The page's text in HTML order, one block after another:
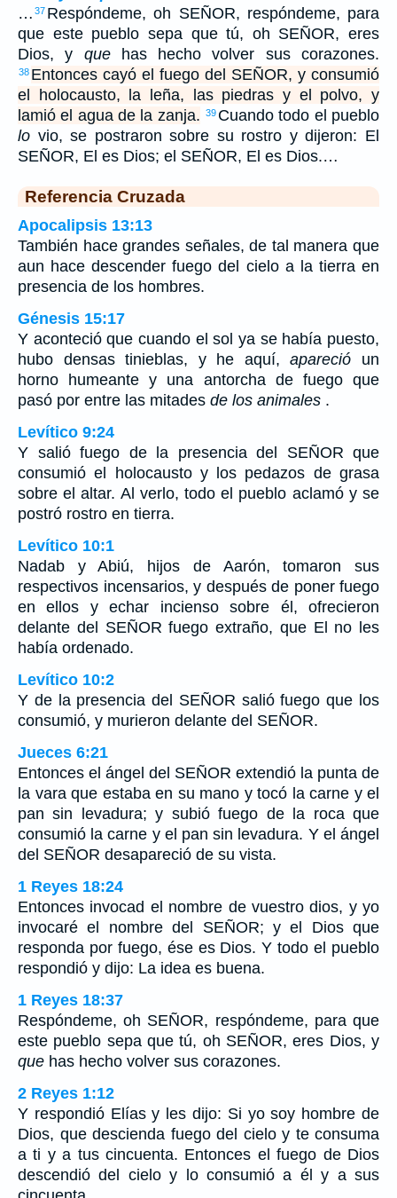
… 37 Respóndeme, oh SEÑOR, respóndeme, para
que este pueblo sepa que tú, oh SEÑOR, eres
Dios, y quehas hecho volver sus corazones.
38 Entonces cayó el fuego del SEÑOR, y consumió
el holocausto, la leña, las piedras y el polvo, y
lamió el agua de la zanja. 39 Cuando todo el pueblo
lo vio, se postraron sobre su rostro y dijeron: El
SEÑOR, El es Dios; el SEÑOR, El es Dios.…
Referencia Cruzada
Apocalipsis 13:13
También hace grandes señales, de tal manera que
aun hace descender fuego del cielo a la tierra en
presencia de los hombres.
Génesis 15:17
Y aconteció que cuando el sol ya se había puesto,
hubo densas tinieblas, y he aquí,apareció un
horno humeante y una antorcha de fuego que
pasó por entre las mitades de los animales .
Levítico 9:24
Y salió fuego de la presencia del SEÑOR que
consumió el holocausto y los pedazos de grasa
sobre el altar. Al verlo, todo el pueblo aclamó y se
postró rostro en tierra.
Levítico 10:1
Nadab y Abiú, hijos de Aarón, tomaron sus
respectivos incensarios, y después de poner fuego
en ellos y echar incienso sobre él, ofrecieron
delante del SEÑOR fuego extraño, que El no les
había ordenado.
Levítico 10:2
Y de la presencia del SEÑOR salió fuego que los
consumió, y murieron delante del SEÑOR.
Jueces 6:21
Entonces el ángel del SEÑOR extendió la punta de
la vara que estaba en su mano y tocó la carne y el
pan sin levadura; y subió fuego de la roca que
consumió la carne y el pan sin levadura. Y el ángel
del SEÑOR desapareció de su vista.
1 Reyes 18:24
Entonces invocad el nombre de vuestro dios, y yo
invocaré el nombre del SEÑOR; y el Dios que
responda por fuego, ése es Dios. Y todo el pueblo
respondió y dijo: La idea es buena.
1 Reyes 18:37
Respóndeme, oh SEÑOR, respóndeme, para que
este pueblo sepa que tú, oh SEÑOR, eres Dios, y
que has hecho volver sus corazones.
2 Reyes 1:12
Y respondió Elías y les dijo: Si yo soy hombre de
Dios, que descienda fuego del cielo y te consuma
a ti y a tus cincuenta. Entonces el fuego de Dios
descendió del cielo y lo consumió a él y a sus